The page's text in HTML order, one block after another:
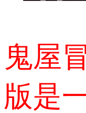
鬼屋
版是